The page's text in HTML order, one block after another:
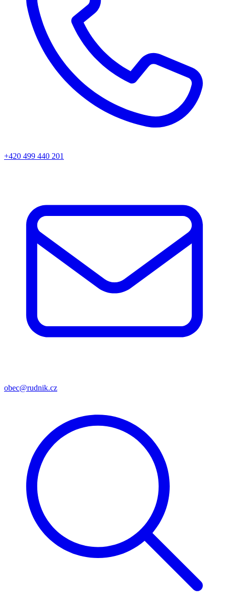
+420 499 440 201
obec@rudnik.cz